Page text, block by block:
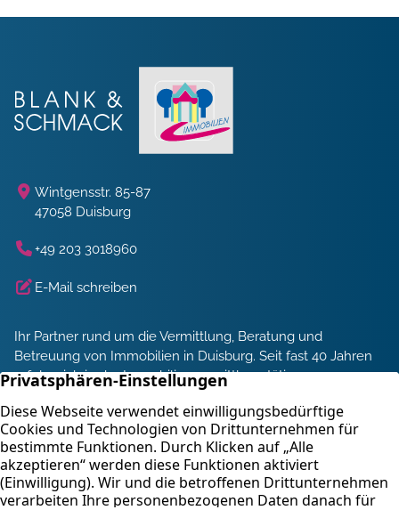
Wintgensstr. 85-87
47058 Duisburg
+49 203 3018960
E-Mail schreiben
Ihr Partner rund um die Vermittlung, Beratung und
Betreuung von Immobilien in Duisburg. Seit fast 40 Jahren
erfolgreich in der Immobilienvermittlung tätig.
Energieberatung und Service
Immobilienbewertung
Kontakt